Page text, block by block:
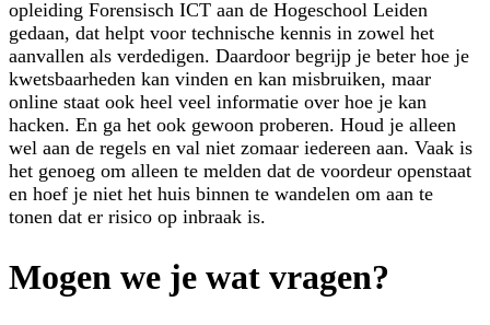
opleiding Forensisch ICT aan de Hogeschool Leiden
gedaan, dat helpt voor technische kennis in zowel het
aanvallen als verdedigen. Daardoor begrijp je beter hoe je
kwetsbaarheden kan vinden en kan misbruiken, maar
online staat ook heel veel informatie over hoe je kan
hacken. En ga het ook gewoon proberen. Houd je alleen
wel aan de regels en val niet zomaar iedereen aan. Vaak is
het genoeg om alleen te melden dat de voordeur openstaat
en hoef je niet het huis binnen te wandelen om aan te
tonen dat er risico op inbraak is.
Mogen we je wat vragen?